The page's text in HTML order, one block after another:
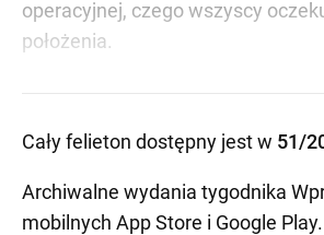
operacyjnej, czego wszyscy
położenia.
Cały felieton dostępny jest w 51/
Archiwalne wydania tygodnika
mobilnych App Store i Google Play.